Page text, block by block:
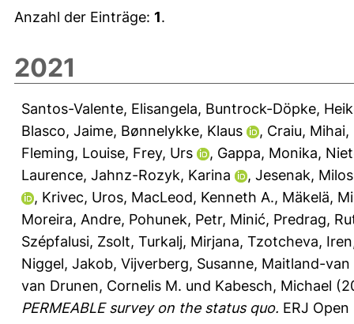
Anzahl der Einträge: 1.
2021
Santos-Valente, Elisangela, Buntrock-Döpke,
Blasco, Jaime, Bønnelykke, Klaus , Craiu, Mihai,
Fleming, Louise, Frey, Urs , Gappa, Monika,
Laurence, Jahnz-Rozyk, Karina , Jesenak, Milos
, Krivec, Uros, MacLeod, Kenneth A., Mäkelä,
Moreira, Andre, Pohunek, Petr, Minić, Predrag,
Szépfalusi, Zsolt, Turkalj, Mirjana, Tzotcheva, Iren
Niggel, Jakob, Vijverberg, Susanne, Maitland-van
van Drunen, Cornelis M. und Kabesch, Michael
PERMEABLE survey on the status quo. ERJ